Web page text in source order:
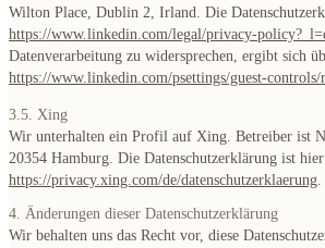
Wilton Place, Dublin 2, Irland. Die
https://www.linkedin.com/legal/privacy-
Datenverarbeitung zu widersprechen, ergibt sich
https://www.linkedin.com/psettings/guest-
3.5. Xing
Wir unterhalten ein Profil auf Xing. Betreiber ist
20354 Hamburg. Die Datenschutzerklärung ist
https://privacy.xing.com/de/datenschutzerklaerung
4. Änderungen dieser Datenschutzerklärung
Wir behalten uns das Recht vor, diese